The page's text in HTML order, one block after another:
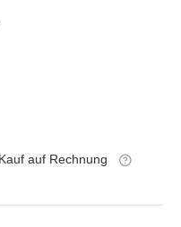
auf Rechnung